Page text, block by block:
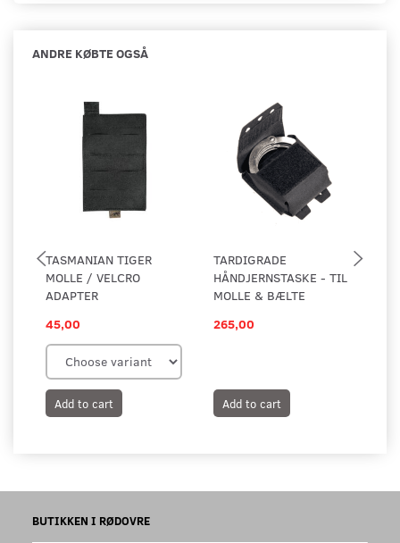
ANDRE KØBTE OGSÅ
TASMANIAN TIGER
MOLLE / VELCRO
ADAPTER
45,00
Add to cart
TARDIGRADE
HÅNDJERNSTASKE - TIL
MOLLE & BÆLTE
265,00
Add to cart
BUTIKKEN I RØDOVRE